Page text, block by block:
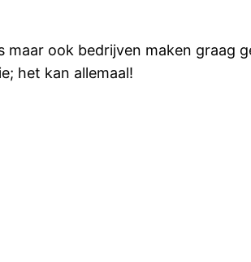
ook bedrijven maken graag
het kan allemaal!